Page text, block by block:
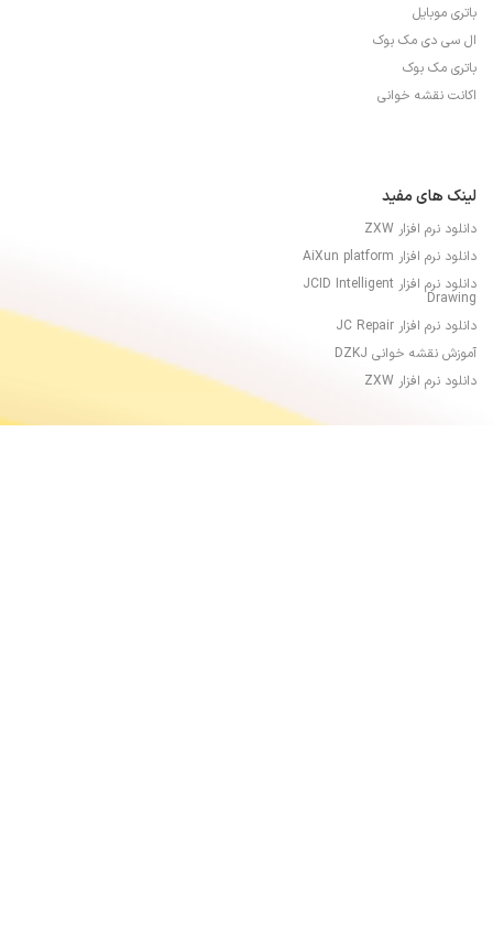
باتری موبایل
ال سی دی مک بوک
باتری مک بوک
اکانت نقشه خوانی
لینک های مفید
دانلود نرم افزار ZXW
دانلود نرم افزار AiXun platform
دانلود نرم افزار JCID Intelligent
Drawing
دانلود نرم افزار JC Repair
آموزش نقشه خوانی DZKJ
دانلود نرم افزار ZXW